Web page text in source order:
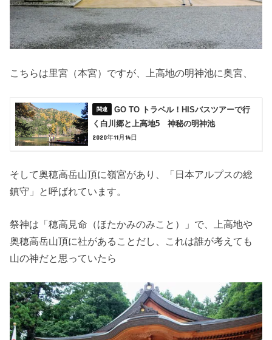
こちらは里宮（本宮）ですが、上高地の明神池に奥宮、
GO TO トラベル！HISバスツアーで行
く白川郷と上高地5 神秘の明神池
2020年11月14日
そして奥穂高岳山頂に嶺宮があり、「日本アルプスの総
鎮守」と呼ばれています。
祭神は「穂高見命（ほたかみのみこと）」で、上高地や
奥穂高岳山頂に社があることだし、これは誰が考えても
山の神だと思っていたら